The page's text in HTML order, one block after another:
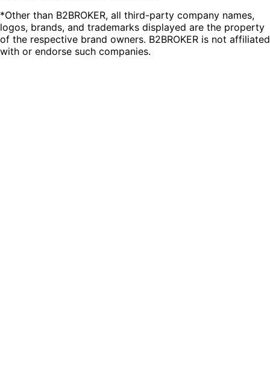
*Other than B2BROKER, all third-party company names,
logos, brands, and trademarks displayed are the property
of the respective brand owners. B2BROKER is not affiliated
with or endorse such companies.